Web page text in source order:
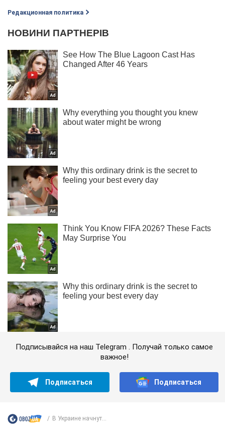
Редакционная политика
Подписывайся на наш Telegram . Получай только самое
важное!
Подписаться Подписаться
В Украине начнут...